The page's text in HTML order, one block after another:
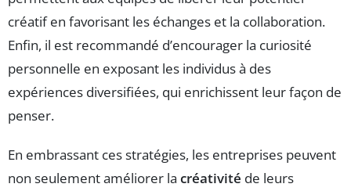
créatif en favorisant les échanges et la collaboration.
Enfin, il est recommandé d’encourager la curiosité
personnelle en exposant les individus à des
expériences diversifiées, qui enrichissent leur façon de
penser.
En embrassant ces stratégies, les entreprises peuvent
non seulement améliorer la créativité de leurs